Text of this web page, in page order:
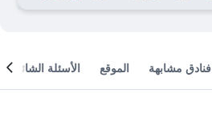
فنادق مشابهة الموقع الأسئلة الشائعة